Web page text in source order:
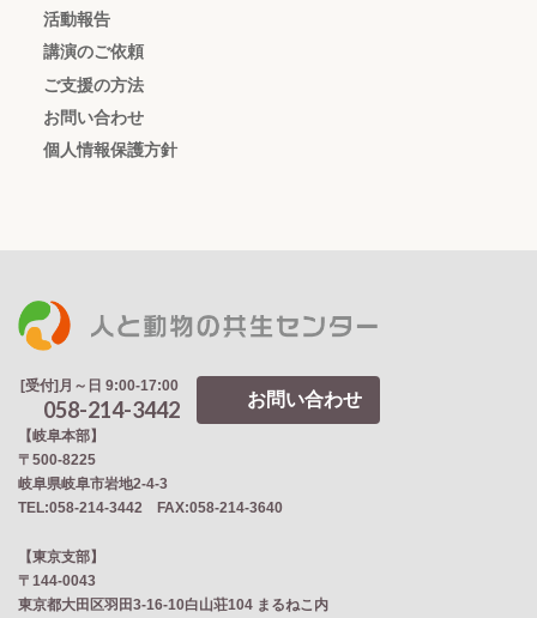
活動報告
講演のご依頼
ご支援の方法
お問い合わせ
個人情報保護方針
[受付]月～日 9:00-17:00
058-214-3442 お問い合わせ
【岐阜本部】
〒500-8225
岐阜県岐阜市岩地2‐4‐3
TEL:058-214-3442 FAX:058-214-3640
【東京支部】
〒144-0043
東京都大田区羽田3-16-10白山荘104 まるねこ内